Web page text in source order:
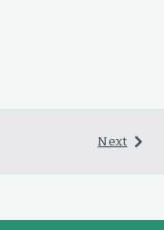
Next